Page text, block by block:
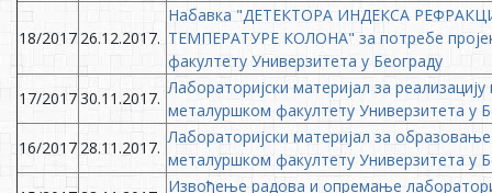
18/2017 26.12.2017.
Набавка "ДЕТЕКТОРА ИНДЕКСА
ТЕМПЕРАТУРЕ КОЛОНА" за потребе
факултету Универзитета у Београду
17/201730.11.2017.
Лабораторијски материјал за
металуршком факултету Универзитета у
16/2017 28.11.2017.
Лабораторијски материјал за
металуршком факултету Универзитета у
Извођење радова и опремање